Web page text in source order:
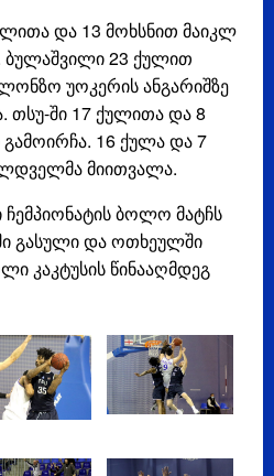
და 13 მოხსნით მაიკლ
23 ქულით
უოკერის ანგარიშზე
თსუ-ში 17 ქულითა და 8
გამოირჩა. 16 ქულა და 7
მიითვალა.
ბოლო მატჩს
გასული და ოთხეულში
კაკტუსის წინააღმდეგ